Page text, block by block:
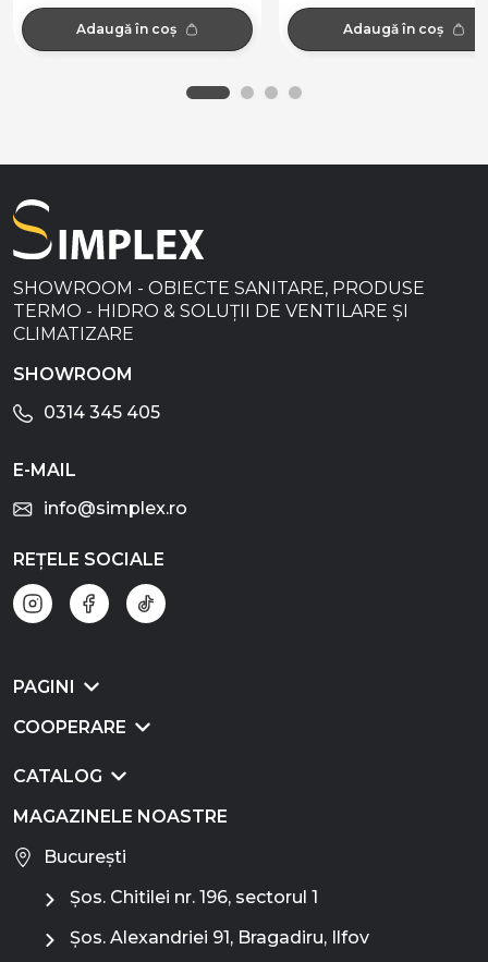
Adaugă în coș Adaugă în coș
SHOWROOM - OBIECTE SANITARE, PRODUSE
TERMO - HIDRO & SOLUȚII DE VENTILARE ȘI
CLIMATIZARE
SHOWROOM
0314 345 405
E-MAIL
info@simplex.ro
REȚELE SOCIALE
PAGINI
COOPERARE
CATALOG
MAGAZINELE NOASTRE
București
Șos. Chitilei nr. 196, sectorul 1
Șos. Alexandriei 91, Bragadiru, Ilfov